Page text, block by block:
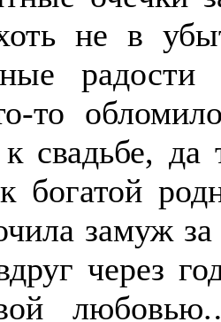
не в
то
к свадьбе,
богатой
замуж
через